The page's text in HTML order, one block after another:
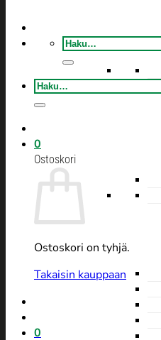
Etsi:
Etsi:
0
Ostoskori
Ostoskori on tyhjä.
Takaisin kauppaan
0